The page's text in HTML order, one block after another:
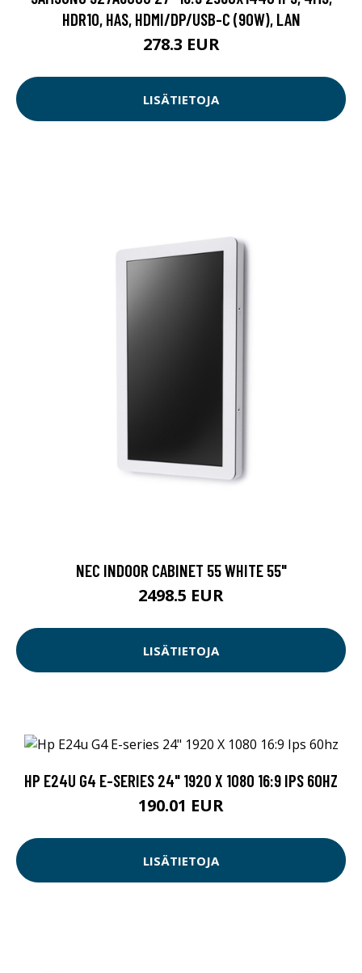
HDR10, HAS, HDMI/DP/USB-C (90W), LAN
278.3 EUR
LISÄTIETOJA
NEC INDOOR CABINET 55 WHITE 55"
2498.5 EUR
LISÄTIETOJA
HP E24U G4 E-SERIES 24" 1920 X 1080 16:9 IPS 60HZ
190.01 EUR
LISÄTIETOJA